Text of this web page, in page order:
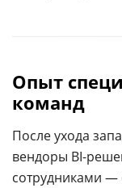
Опыт
команд
После ухода
вендоры BI-
сотрудниками —